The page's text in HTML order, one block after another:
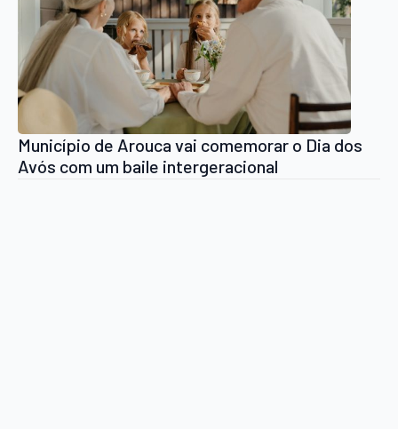
Município de Arouca vai comemorar o Dia dos
Avós com um baile intergeracional